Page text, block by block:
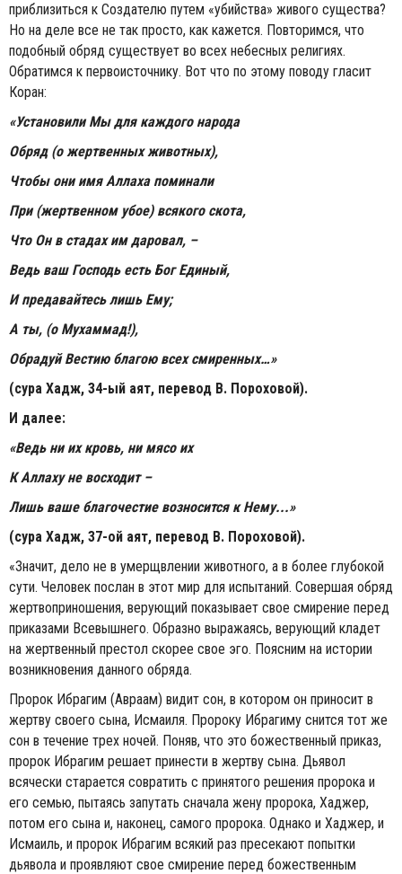
приблизиться к Создателю путем «убийства» живого существа?
Но на деле все не так просто, как кажется. Повторимся, что
подобный обряд существует во всех небесных религиях.
Обратимся к первоисточнику. Вот что по этому поводу гласит
Коран:
«Установили Мы для каждого народа
Обряд (о жертвенных животных),
Чтобы они имя Аллаха поминали
При (жертвенном убое) всякого скота,
Что Он в стадах им даровал, –
Ведь ваш Господь есть Бог Единый,
И предавайтесь лишь Ему;
А ты, (о Мухаммад!),
Обрадуй Вестию благою всех смиренных…»
(сура Хадж, 34-ый аят, перевод В. Пороховой).
И далее:
«Ведь ни их кровь, ни мясо их
К Аллаху не восходит –
Лишь ваше благочестие возносится к Нему...»
(сура Хадж, 37-ой аят, перевод В. Пороховой).
«Значит, дело не в умерщвлении животного, а в более глубокой
сути. Человек послан в этот мир для испытаний. Совершая обряд
жертвоприношения, верующий показывает свое смирение перед
приказами Всевышнего. Образно выражаясь, верующий кладет
на жертвенный престол скорее свое эго. Поясним на истории
возникновения данного обряда.
Пророк Ибрагим (Авраам) видит сон, в котором он приносит в
жертву своего сына, Исмаиля. Пророку Ибрагиму снится тот же
сон в течение трех ночей. Поняв, что это божественный приказ,
пророк Ибрагим решает принести в жертву сына. Дьявол
всячески старается совратить с принятого решения пророка и
его семью, пытаясь запутать сначала жену пророка, Хаджер,
потом его сына и, наконец, самого пророка. Однако и Хаджер, и
Исмаиль, и пророк Ибрагим всякий раз пресекают попытки
дьявола и проявляют свое смирение перед божественным